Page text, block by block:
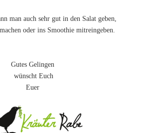
man auch sehr gut in den Salat geben,
oder ins Smoothie mitreingeben.
Gutes Gelingen
wünscht Euch
Euer